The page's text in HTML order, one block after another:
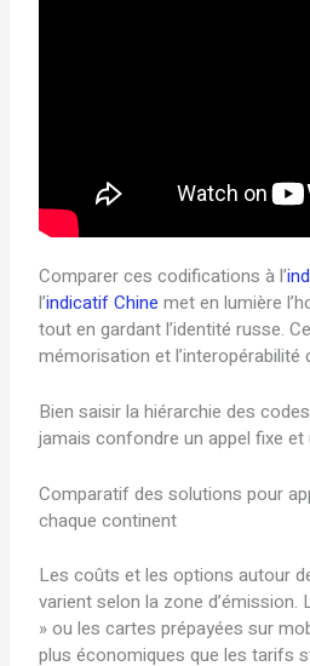
Comparer ces codifications à l’
l’indicatif Chine met en lumière
tout en gardant l’identité russe.
mémorisation et l’interopérabilité
Bien saisir la hiérarchie des
jamais confondre un appel fixe et
Comparatif des solutions pour
chaque continent
Les coûts et les options autour
varient selon la zone
» ou les cartes prépayées sur
plus économiques que les tarifs